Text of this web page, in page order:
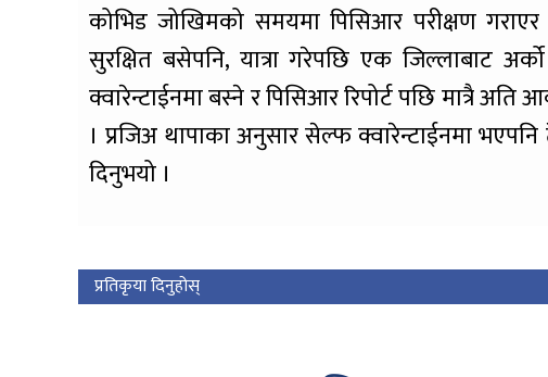
कोभिड जोखिमको समयमा पिसिआर परीक्षण
सुरक्षित बसेपनि, यात्रा गरेपछि एक जिल्लाबाट
क्वारेन्टाईनमा बस्ने र पिसिआर रिपोर्ट पछि मात्रै
। प्रजिअ थापाका अनुसार सेल्फ क्वारेन्टाईनमा
दिनुभयो ।
प्रतिकृया दिनुहोस्